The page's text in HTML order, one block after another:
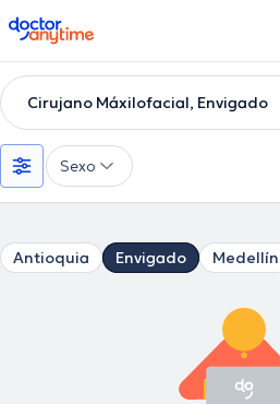
doctoranytime
Cirujano Máxilofacial, Envigado
Sexo
Antioquia Envigado Medellín